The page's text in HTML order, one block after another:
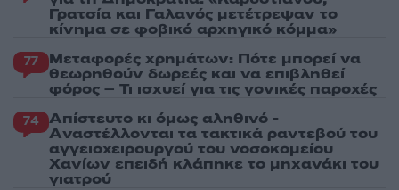
Γρατσία και Γαλανός μετέτρεψαν το
κίνημα σε φοβικό αρχηγικό κόμμα»
77 Μεταφορές χρημάτων: Πότε μπορεί να
θεωρηθούν δωρεές και να επιβληθεί
φόρος – Τι ισχυεί για τις γονικές παροχές
74 Απίστευτο κι όμως αληθινό -
Aναστέλλονται τα τακτικά ραντεβού του
αγγειοχειρουργού του νοσοκομείου
Χανίων επειδή κλάπηκε το μηχανάκι του
γιατρού